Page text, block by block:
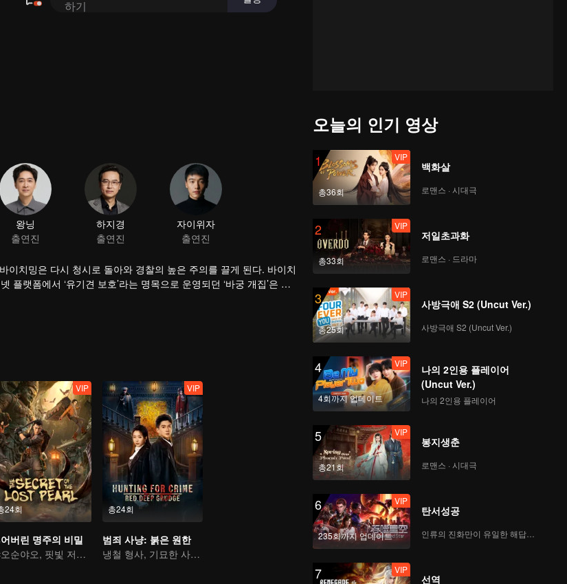
이치밍은 다시 청시로 돌아와 경찰의 높은 주의를 끌게 된다. 바이치
랫폼에서 ‘유기견 보호’라는 명목으로 운영되던 ‘바궁 개집’은 실
관이 있었다. 또, 도시 내에서 개 도둑 두 명은 계속 큰 사회적 파
며 사회적 갈등을 심화시킨다. 그들의 뒤에는 ‘바이’과의 관계가 있
24회
VIP
버린 명주의 비밀
샤오순야오, 핏빛 저주를 깨기 위한 보물 사냥에 나서다!
총24회
VIP
범죄 사냥: 붉은 원한
냉철 형사, 기묘한 사건을 파헤쳐 범인을 추적하다
오늘의 인기 영상
1
총36회
VIP
백화살
로맨스 · 시대극
2
총33회
VIP
저일초과화
로맨스 · 드라마
3
총25회
VIP
사방극애 S2 (Uncut Ver.)
사방극애 S2 (Uncut Ver.)
4
4회까지 업데이트
VIP
나의 2인용 플레이어
(Uncut Ver.)
나의 2인용 플레이어
5
총21회
VIP
봉지생춘
로맨스 · 시대극
6
235회까지 업데이트
VIP
탄서성공
인류의 진화만이 유일한 해답이다
7 VIP
선역